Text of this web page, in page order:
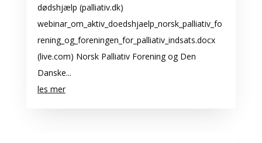
dødshjælp (palliativ.dk)
webinar_om_aktiv_doedshjaelp_norsk_palliativ_fo
rening_og_foreningen_for_palliativ_indsats.docx
(live.com) Norsk Palliativ Forening og Den
Danske...
les mer